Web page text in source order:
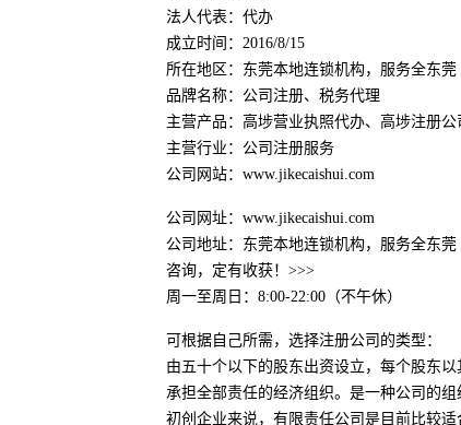
法人代表：代办
成立时间：2016/8/15
所在地区：东莞本地连锁机构，服务全东莞
品牌名称：公司注册、税务代理
主营产品：高埗营业执照代办、高埗注册
主营行业：公司注册服务
公司网站：www.jikecaishui.com
公司网址：www.jikecaishui.com
公司地址：东莞本地连锁机构，服务全东莞
咨询，定有收获！>>>
周一至周日：8:00-22:00（不午休）
可根据自己所需，选择注册公司的类型：
由五十个以下的股东出资设立，每个股东
承担全部责任的经济组织。是一种公司的
初创企业来说，有限责任公司是目前比较适